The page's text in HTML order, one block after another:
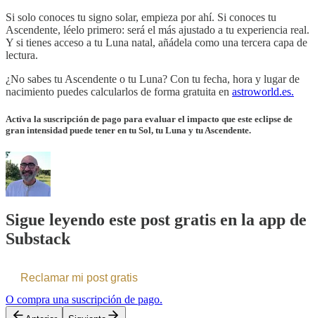
Si solo conoces tu signo solar, empieza por ahí. Si conoces tu
Ascendente, léelo primero: será el más ajustado a tu experiencia real.
Y si tienes acceso a tu Luna natal, añádela como una tercera capa de
lectura.
¿No sabes tu Ascendente o tu Luna? Con tu fecha, hora y lugar de
nacimiento puedes calcularlos de forma gratuita en astroworld.es.
Activa la suscripción de pago para evaluar el impacto que este eclipse de
gran intensidad puede tener en tu Sol, tu Luna y tu Ascendente.
Sigue leyendo este post gratis en la app de
Substack
Reclamar mi post gratis
O compra una suscripción de pago.